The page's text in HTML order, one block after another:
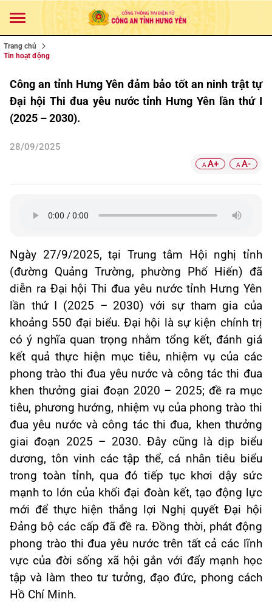
Trang chủ
Tin hoạt động
Công an tỉnh Hưng Yên đảm bảo tốt an ninh trật tự
Đại hội Thi đua yêu nước tỉnh Hưng Yên lần thứ I
(2025 – 2030).
28/09/2025
A A+ A A-
Ngày 27/9/2025, tại Trung tâm Hội nghị tỉnh
(đường Quảng Trường, phường Phố Hiến) đã
diễn ra Đại hội Thi đua yêu nước tỉnh Hưng Yên
lần thứ I (2025 – 2030) với sự tham gia của
khoảng 550 đại biểu. Đại hội là sự kiện chính trị
có ý nghĩa quan trọng nhằm tổng kết, đánh giá
kết quả thực hiện mục tiêu, nhiệm vụ của các
phong trào thi đua yêu nước và công tác thi đua
khen thưởng giai đoạn 2020 – 2025; đề ra mục
tiêu, phương hướng, nhiệm vụ của phong trào thi
đua yêu nước và công tác thi đua, khen thưởng
giai đoạn 2025 – 2030. Đây cũng là dịp biểu
dương, tôn vinh các tập thể, cá nhân tiêu biểu
trong toàn tỉnh, qua đó tiếp tục khơi dậy sức
mạnh to lớn của khối đại đoàn kết, tạo động lực
mới để thực hiện thắng lợi Nghị quyết Đại hội
Đảng bộ các cấp đã đề ra. Đồng thời, phát động
phong trào thi đua yêu nước trên tất cả các lĩnh
vực của đời sống xã hội gắn với đẩy mạnh học
tập và làm theo tư tưởng, đạo đức, phong cách
Hồ Chí Minh.